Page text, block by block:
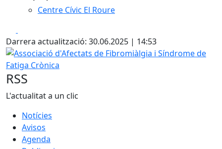
Centre Cívic El Roure
Darrera actualització: 30.06.2025 | 14:53
Associació d'Afectats de Fibromiàlgia i Síndrome de
RSS
L'actualitat a un clic
Notícies
Avisos
Agenda